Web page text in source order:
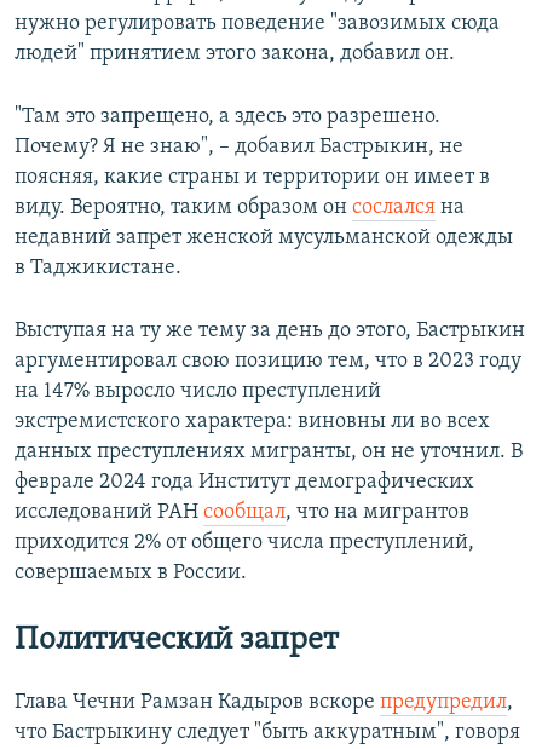
нужно регулировать поведение "завозимых сюда
людей" принятием этого закона, добавил он.
"Там это запрещено, а здесь это разрешено.
Почему? Я не знаю", – добавил Бастрыкин, не
поясняя, какие страны и территории он имеет в
виду. Вероятно, таким образом он сослался на
недавний запрет женской мусульманской одежды
в Таджикистане.
Выступая на ту же тему за день до этого, Бастрыкин
аргументировал свою позицию тем, что в 2023 году
на 147% выросло число преступлений
экстремистского характера: виновны ли во всех
данных преступлениях мигранты, он не уточнил. В
феврале 2024 года Институт демографических
исследований РАН сообщал, что на мигрантов
приходится 2% от общего числа преступлений,
совершаемых в России.
Политический запрет
Глава Чечни Рамзан Кадыров вскоре предупредил,
что Бастрыкину следует "быть аккуратным", говоря